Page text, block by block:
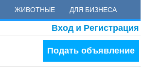
ЖИВОТНЫЕ ДЛЯ БИЗНЕСА
Вход и Регистрация
Подать объявление